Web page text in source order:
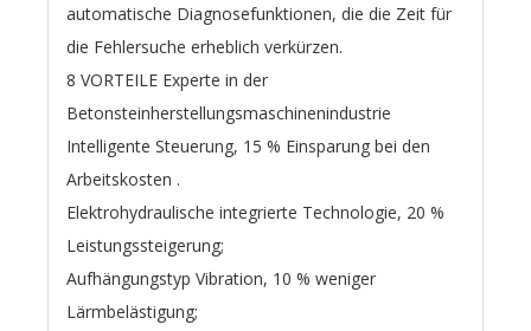
automatische Diagnosefunktionen, die die Zeit für
die Fehlersuche erheblich verkürzen.
8 VORTEILE Experte in der
Betonsteinherstellungsmaschinenindustrie
Intelligente Steuerung, 15 % Einsparung bei den
Arbeitskosten .
Elektrohydraulische integrierte Technologie, 20 %
Leistungssteigerung;
Aufhängungstyp Vibration, 10 % weniger
Lärmbelästigung;